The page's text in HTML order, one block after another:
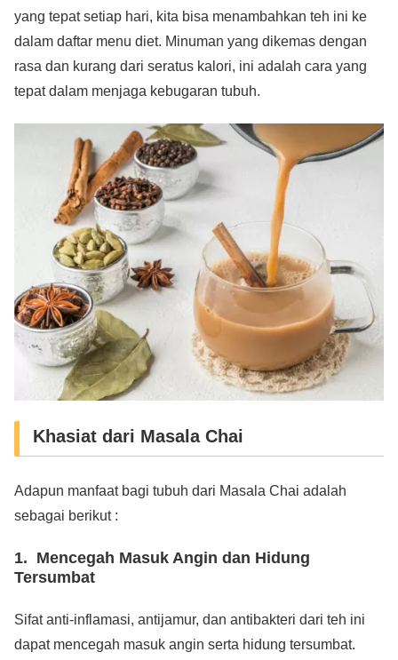
yang tepat setiap hari, kita bisa menambahkan teh ini ke
dalam daftar menu diet. Minuman yang dikemas dengan
rasa dan kurang dari seratus kalori, ini adalah cara yang
tepat dalam menjaga kebugaran tubuh.
Khasiat dari Masala Chai
Adapun manfaat bagi tubuh dari Masala Chai adalah
sebagai berikut :
1. Mencegah Masuk Angin dan Hidung
Tersumbat
Sifat anti-inflamasi, antijamur, dan antibakteri dari teh ini
dapat mencegah masuk angin serta hidung tersumbat.